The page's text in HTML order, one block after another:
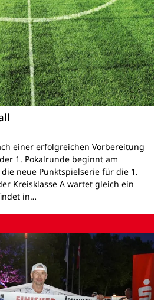
einer erfolgreichen Vorbereitung
1. Pokalrunde beginnt am
neue Punktspielserie für die 1.
Kreisklasse A wartet gleich ein
in…